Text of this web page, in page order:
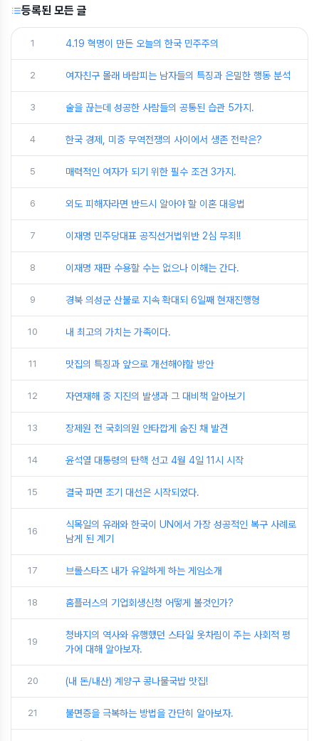
등록된 모든 글
1 4.19 혁명이 만든 오늘의 한국 민주주의
2 여자친구 몰래 바람피는 남자들의 특징과 은밀한 행동 분석
3 술을 끊는데 성공한 사람들의 공통된 습관 5가지.
4 한국 경제, 미중 무역전쟁의 사이에서 생존 전략은?
5 매력적인 여자가 되기 위한 필수 조건 3가지.
6 외도 피해자라면 반드시 알아야 할 이혼 대응법
7 이재명 민주당대표 공직선거법위반 2심 무죄!!
8 이재명 재판 수용할 수는 없으나 이해는 간다.
9 경북 의성군 산불로 지속 확대되 6일째 현재진행형
10 내 최고의 가치는 가족이다.
11 맛집의 특징과 앞으로 개선해야할 방안
12 자연재해 중 지진의 발생과 그 대비책 알아보기
13 장제원 전 국회의원 안타깝게 숨진 채 발견
14 윤석열 대통령의 탄핵 선고 4월 4일 11시 시작
15 결국 파면 조기 대선은 시작되었다.
16
식목일의 유래와 한국이 UN에서 가장 성공적인 복구 사례로
남게 된 계기
17 브롤스타즈 내가 유일하게 하는 게임소개
18 홈플러스의 기업회생신청 어떻게 볼것인가?
19
청바지의 역사와 유행했던 스타일 옷차림이 주는 사회적 평
가에 대해 알아보자.
20 (내 돈/내산) 계양구 콩나물국밥 맛집!
21 불면증을 극복하는 방법을 간단히 알아보자.